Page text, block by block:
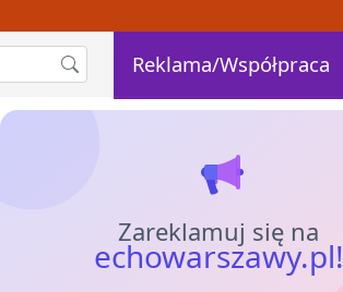
Reklama/Współpraca
Zareklamuj się na
echowarszawy.pl!